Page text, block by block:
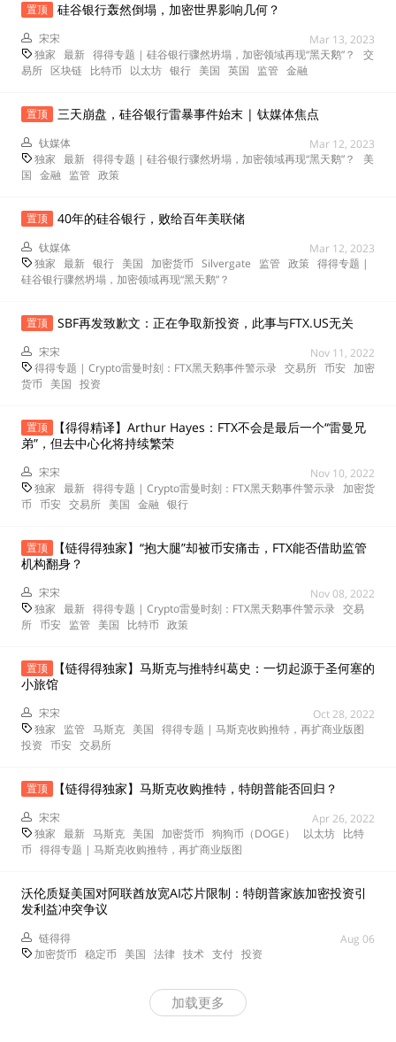
置顶 硅谷银行轰然倒塌，加密世界影响几何？
宋宋
Mar 13, 2023
独家 最新 得得专题 | 硅谷银行骤然坍塌，加密领域再现“黑天鹅”？
交
易所 区块链 比特币 以太坊 银行 美国 英国 监管 金融
置顶 三天崩盘，硅谷银行雷暴事件始末 | 钛媒体焦点
钛媒体
Mar 12, 2023
独家 最新 得得专题 | 硅谷银行骤然坍塌，加密领域再现“黑天鹅”？
美
国 金融 监管 政策
置顶 40年的硅谷银行，败给百年美联储
钛媒体
Mar 12, 2023
独家 最新 银行 美国 加密货币 Silvergate 监管 政策 得得专题 |
硅谷银行骤然坍塌，加密领域再现“黑天鹅”？
置顶 SBF再发致歉文：正在争取新投资，此事与FTX.US无关
宋宋
Nov 11, 2022
得得专题 | Crypto雷曼时刻：FTX黑天鹅事件警示录 交易所 币安 加密
货币
美国 投资
置顶
【得得精译】Arthur Hayes：FTX不会是最后一个“雷曼兄
弟”，但去中心化将持续繁荣
宋宋
Nov 10, 2022
独家 最新 得得专题 | Crypto雷曼时刻：FTX黑天鹅事件警示录 加密货
币 币安 交易所 美国 金融 银行
置顶
【链得得独家】“抱大腿”却被币安痛击，FTX能否借助监管
机构翻身？
宋宋
Nov 08, 2022
独家 最新 得得专题 | Crypto雷曼时刻：FTX黑天鹅事件警示录 交易
所 币安 监管 美国 比特币 政策
置顶
【链得得独家】马斯克与推特纠葛史：一切起源于圣何塞的
小旅馆
宋宋
Oct 28, 2022
独家
监管 马斯克 美国 得得专题 | 马斯克收购推特，再扩商业版图
投资 币安 交易所
置顶 【链得得独家】马斯克收购推特，特朗普能否回归？
宋宋
Apr 26, 2022
独家 最新 马斯克 美国 加密货币 狗狗币（DOGE） 以太坊 比特
币 得得专题 | 马斯克收购推特，再扩商业版图
沃伦质疑美国对阿联酋放宽AI芯片限制：特朗普家族加密投资引
发利益冲突争议
链得得
Aug 06
加密货币 稳定币 美国 法律 技术 支付 投资
加载更多